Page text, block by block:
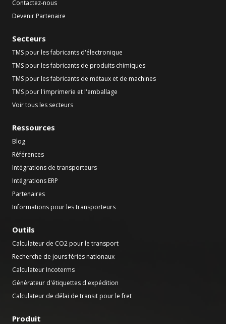
Contactez-nous
Devenir Partenaire
Secteurs
TMS pour les fabricants d'électronique
TMS pour les fabricants de produits chimiques
TMS pour les fabricants de métaux et de machines
TMS pour l'imprimerie et l'emballage
Voir tous les secteurs
Ressources
Blog
Références
Intégrations de transporteurs
Intégrations ERP
Partenaires
Informations pour les transporteurs
Outils
Calculateur de CO2 pour le transport
Recherche de jours fériés nationaux
Calculateur Incoterms
Générateur d'étiquettes d'expédition
Calculateur de délai de transit pour le fret
Produit